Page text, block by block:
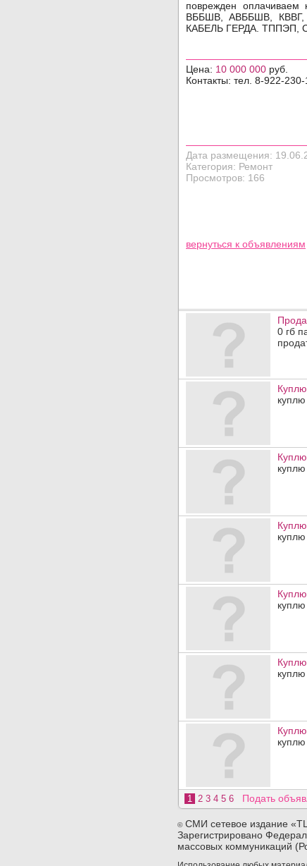
поврежден
ВББШВ, АВББШВ,
КАБЕЛЬ ГЕРДА. ТППЭП,
Цена: 10 000 000 руб.
Контакты: тел. 8-922-
Дата размещения:
Категория: Ремонт
Просмотров: 166
вернуться к объявлениям
0 гб
1 2 3 4 5 6 Подать
©СМИ сетевое издание
Зарегистрировано
массовых коммуникаций